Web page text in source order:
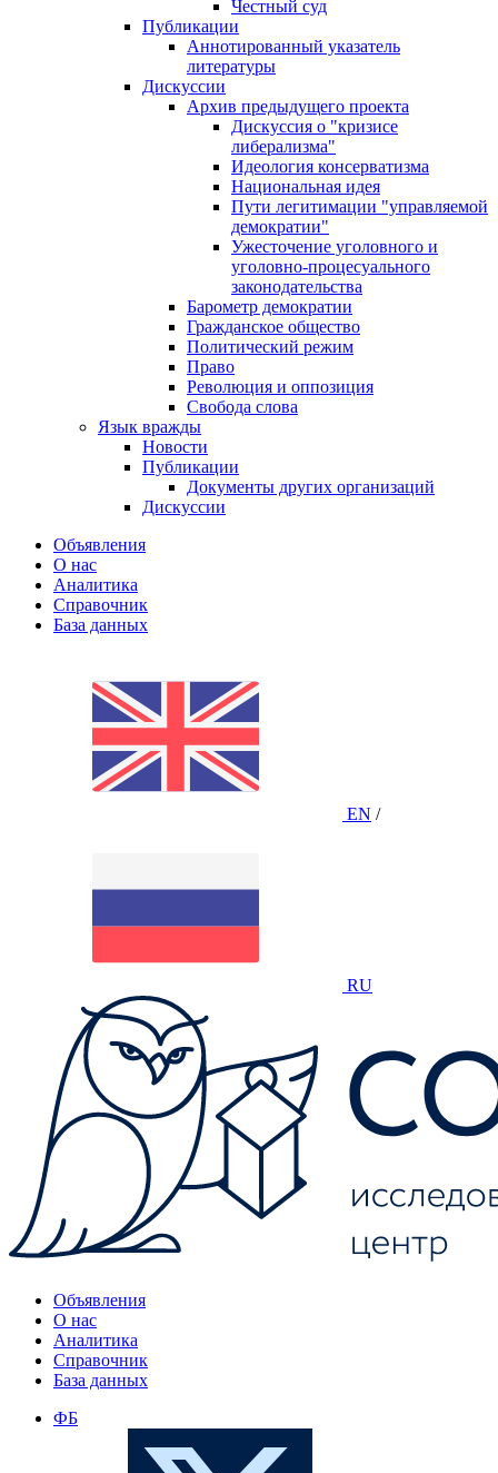
Честный суд
Публикации
Аннотированный указатель
литературы
Дискуссии
Архив предыдущего проекта
Дискуссия о "кризисе
либерализма"
Идеология консерватизма
Национальная идея
Пути легитимации "управляемой
демократии"
Ужесточение уголовного и
уголовно-процесуального
законодательства
Барометр демократии
Гражданское общество
Политический режим
Право
Революция и оппозиция
Свобода слова
Язык вражды
Новости
Публикации
Документы других организаций
Дискуссии
Объявления
О нас
Аналитика
Справочник
База данных
EN /
RU
Объявления
О нас
Аналитика
Справочник
База данных
ФБ